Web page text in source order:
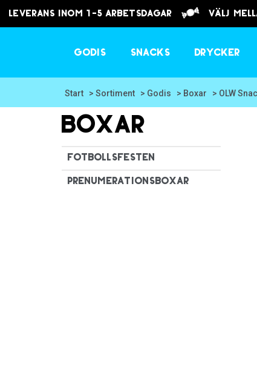
Leverans inom 1-5 arbetsdagar välj
Godis Snacks Drycker
Start > Sortiment > Godis > Boxar > OLW
Boxar
FOTBOLLSFESTEN
Prenumerationsboxar